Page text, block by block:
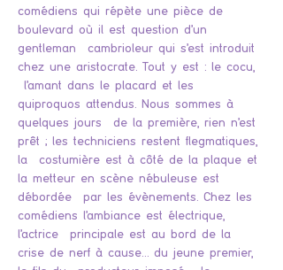
comédiens qui répète une pièce de
boulevard où il est question d’un
gentleman  cambrioleur qui s’est introduit
chez une aristocrate. Tout y est : le cocu,
l’amant dans le placard et les
quiproquos attendus. Nous sommes à
quelques jours  de la première, rien n’est
prêt ; les techniciens restent flegmatiques,
la  costumière est à côté de la plaque et
la metteur en scène nébuleuse est
débordée  par les évènements. Chez les
comédiens l’ambiance est électrique,
l’actrice  principale est au bord de la
crise de nerf à cause… du jeune premier,